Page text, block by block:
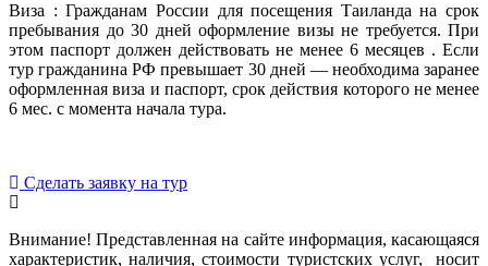
Виза : Гражданам России для посещения Таиланда на срок
пребывания до 30 дней оформление визы не требуется. При
этом паспорт должен действовать не менее 6 месяцев . Если
тур гражданина РФ превышает 30 дней — необходима заранее
оформленная виза и паспорт, срок действия которого не менее
6 мес. с момента начала тура.
Сделать заявку на тур
Внимание! Представленная на сайте информация, касающаяся
характеристик, наличия, стоимости туристских услуг, носит